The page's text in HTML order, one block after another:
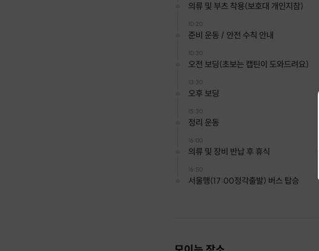
의류 및 부츠 착용(보호대 개인지참)
10:20
준비 운동 / 안전 수칙 안내
10:30
오전 보딩(초보는 캡틴이 도와드려요)
13:30
오후 보딩
15:30
정리 운동
16:00
의류 및 장비 반납 후 휴식
16:50
서울행(17:00정각출발) 버스 탑승